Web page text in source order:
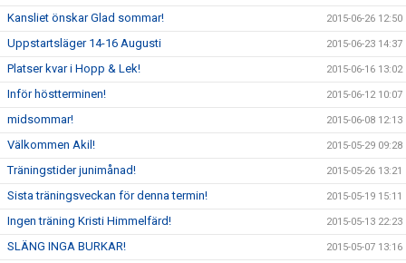
Kansliet önskar Glad sommar! 2015-06-26 12:50
Uppstartsläger 14-16 Augusti 2015-06-23 14:37
Platser kvar i Hopp & Lek! 2015-06-16 13:02
Inför höstterminen! 2015-06-12 10:07
midsommar! 2015-06-08 12:13
Välkommen Akil! 2015-05-29 09:28
Träningstider junimånad! 2015-05-26 13:21
Sista träningsveckan för denna termin! 2015-05-19 15:11
Ingen träning Kristi Himmelfärd! 2015-05-13 22:23
SLÄNG INGA BURKAR! 2015-05-07 13:16